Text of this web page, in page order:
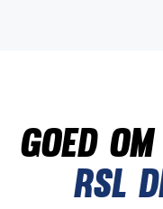
Goed
Rsl